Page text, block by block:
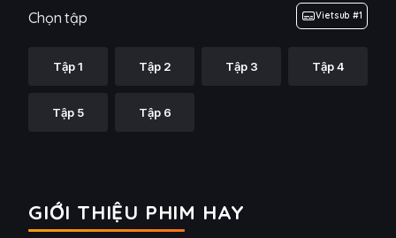
Chọn tập Vietsub #1
Tập 1 Tập 2 Tập 3 Tập 4
Tập 5 Tập 6
GIỚI THIỆU PHIM HAY